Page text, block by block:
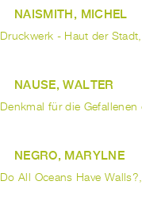
NAISMITH, MICHEL
Druckwerk - Haut der
NAUSE, WALTER
Denkmal für die
NEGRO, MARYLNE
Do All Oceans Have